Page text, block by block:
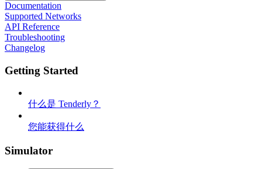
Documentation
Supported Networks
API Reference
Troubleshooting
Changelog
Getting Started
什么是 Tenderly？
您能获得什么
Simulator